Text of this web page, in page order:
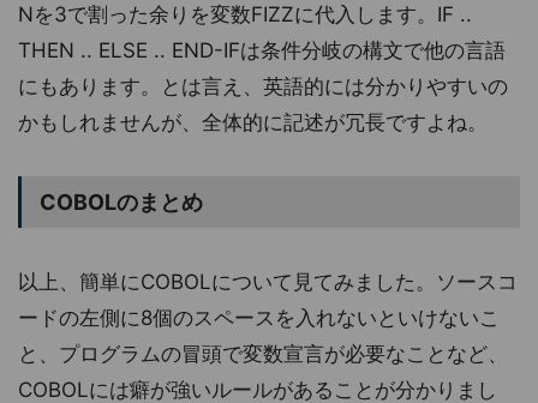
Nを3で割った余りを変数FIZZに代入します。IF ..
THEN .. ELSE .. END-IFは条件分岐の構文で他の言語
にもあります。とは言え、英語的には分かりやすいの
かもしれませんが、全体的に記述が冗長ですよね。
COBOLのまとめ
以上、簡単にCOBOLについて見てみました。ソースコ
ードの左側に8個のスペースを入れないといけないこ
と、プログラムの冒頭で変数宣言が必要なことなど、
COBOLには癖が強いルールがあることが分かりまし